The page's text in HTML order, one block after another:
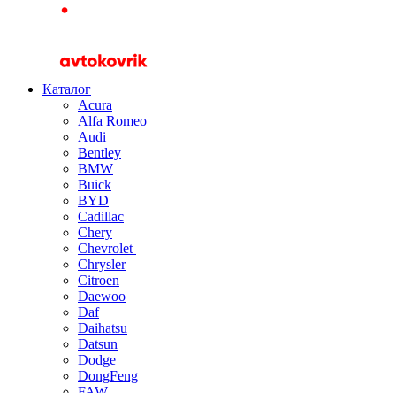
Каталог
Acura
Alfa Romeo
Audi
Bentley
BMW
Buick
BYD
Cadillac
Chery
Chevrolet
Chrysler
Citroen
Daewoo
Daf
Daihatsu
Datsun
Dodge
DongFeng